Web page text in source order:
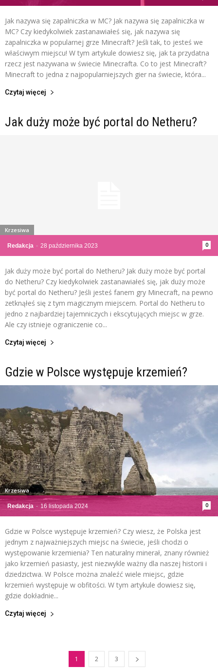
Jak nazywa się zapalniczka w MC? Jak nazywa się zapalniczka w
MC? Czy kiedykolwiek zastanawiałeś się, jak nazywa się
zapalniczka w popularnej grze Minecraft? Jeśli tak, to jesteś we
właściwym miejscu! W tym artykule dowiesz się, jak ta przydatna
rzecz jest nazywana w świecie Minecrafta. Co to jest Minecraft?
Minecraft to jedna z najpopularniejszych gier na świecie, która...
Czytaj więcej
Jak duży może być portal do Netheru?
Redakcja - 28 października 2023 0
Krzesiwa
Jak duży może być portal do Netheru? Jak duży może być portal
do Netheru? Czy kiedykolwiek zastanawiałeś się, jak duży może
być portal do Netheru? Jeśli jesteś fanem gry Minecraft, na pewno
zetknąłeś się z tym magicznym miejscem. Portal do Netheru to
jedno z najbardziej tajemniczych i ekscytujących miejsc w grze.
Ale czy istnieje ograniczenie co...
Czytaj więcej
Gdzie w Polsce występuje krzemień?
Redakcja - 16 listopada 2024 0
Krzesiwa
Gdzie w Polsce występuje krzemień? Czy wiesz, że Polska jest
jednym z najważniejszych miejsc na świecie, jeśli chodzi o
występowanie krzemienia? Ten naturalny minerał, znany również
jako krzemień pasiasty, jest niezwykle ważny dla naszej historii i
dziedzictwa. W Polsce można znaleźć wiele miejsc, gdzie
krzemień występuje w obfitości. W tym artykule dowiesz się,
gdzie dokładnie...
Czytaj więcej
1 2 3